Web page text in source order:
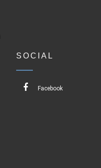
SOCIAL
Facebook